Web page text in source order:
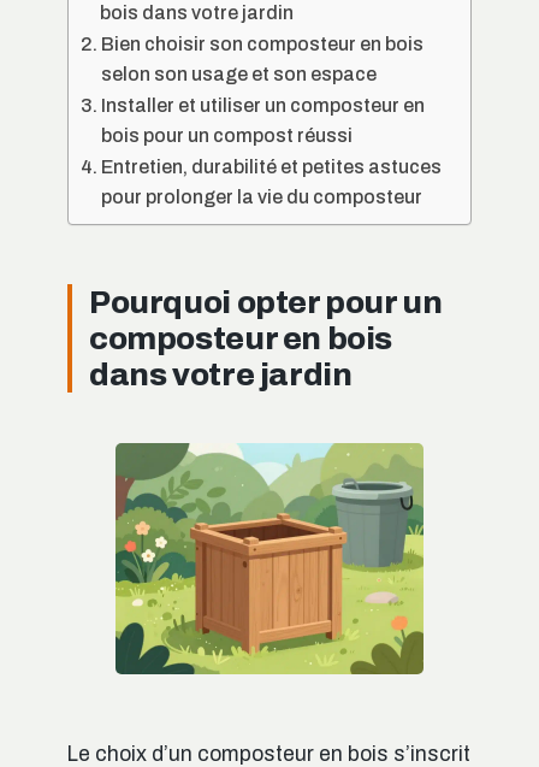
bois dans votre jardin
Bien choisir son composteur en bois
selon son usage et son espace
Installer et utiliser un composteur en
bois pour un compost réussi
Entretien, durabilité et petites astuces
pour prolonger la vie du composteur
Pourquoi opter pour un
composteur en bois
dans votre jardin
Le choix d’un composteur en bois s’inscrit